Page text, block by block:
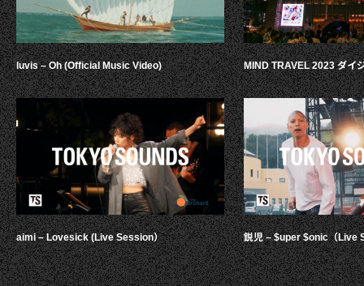
luvis – Oh (Official Music Video)
aimi – Lovesick (Live Session）
MIND TRAVEL 2023 ダイ
鋭児 – $uper $onic（Live